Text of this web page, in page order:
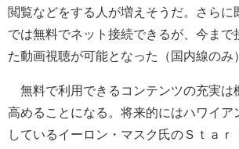
閲覧などをする人が増えそうだ。さらに
では無料でネット接続できるが、今まで
た動画視聴が可能となった（国内線のみ
無料で利用できるコンテンツの充実は
高めることになる。将来的にはハワイア
しているイーロン・マスク氏のＳｔａｒ